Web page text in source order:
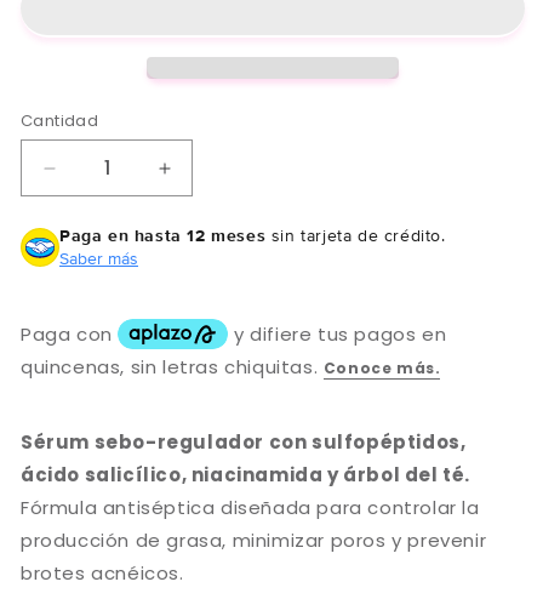
Cantidad
Reducir
cantidad
para
Sérum
de
-
Salicílico
Aumentar
cantidad
para
de
Grasa
-
Ácido
Salicílico
Paga en hasta 12 meses sin tarjeta de crédito.
Saber más
Sérum sebo-regulador con sulfopéptidos,
ácido salicílico, niacinamida y árbol del té.
Fórmula antiséptica diseñada para controlar la
producción de grasa, minimizar poros y prevenir
brotes acnéicos.